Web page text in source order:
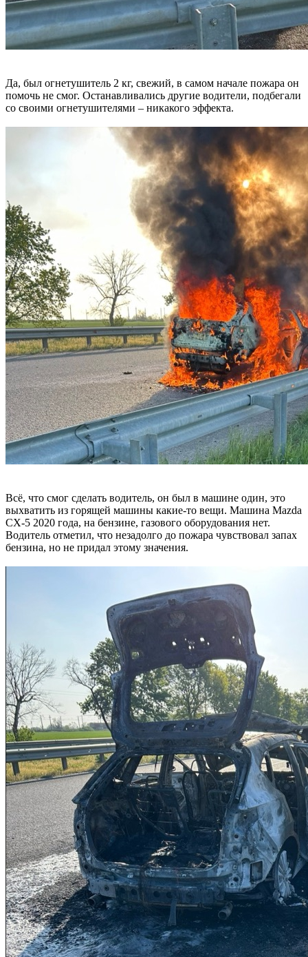
Да, был огнетушитель 2 кг, свежий, в самом начале пожара он
помочь не смог. Останавливались другие водители, подбегали
со своими огнетушителями – никакого эффекта.
Всё, что смог сделать водитель, он был в машине один, это
выхватить из горящей машины какие-то вещи. Машина Mazda
CX-5 2020 года, на бензине, газового оборудования нет.
Водитель отметил, что незадолго до пожара чувствовал запах
бензина, но не придал этому значения.